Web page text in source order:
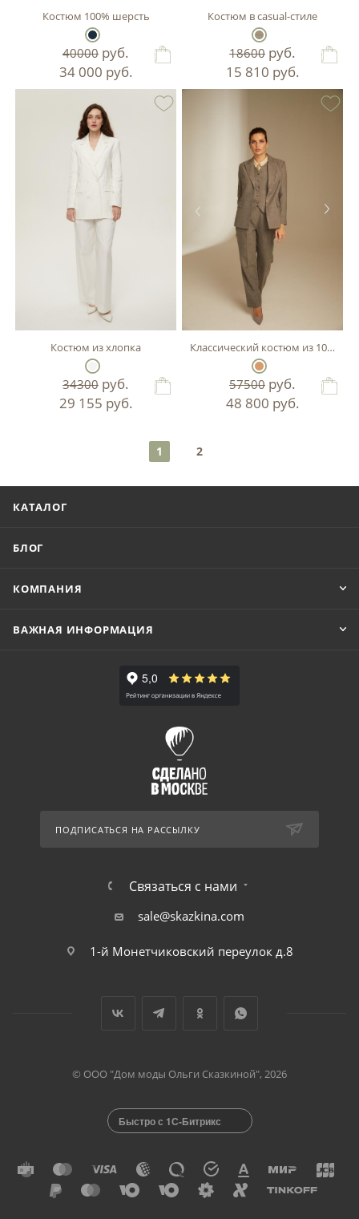
Костюм 100% шерсть
40000 руб.
34 000 руб.
Костюм в casual-стиле
18600 руб.
15 810 руб.
Костюм из хлопка
34300 руб.
29 155 руб.
Классический костюм из 100%
57500 руб.
48 800 руб.
1 2
КАТАЛОГ
БЛОГ
КОМПАНИЯ
ВАЖНАЯ ИНФОРМАЦИЯ
ПОДПИСАТЬСЯ НА РАССЫЛКУ
Связаться с нами
sale@skazkina.com
1-й Монетчиковский переулок д.8
© ООО "Дом моды Ольги Сказкиной", 2026
Быстро с 1С-Битрикс